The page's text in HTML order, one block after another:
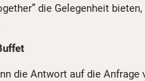
die Gelegenheit bieten,
die Antwort auf die Anfrage